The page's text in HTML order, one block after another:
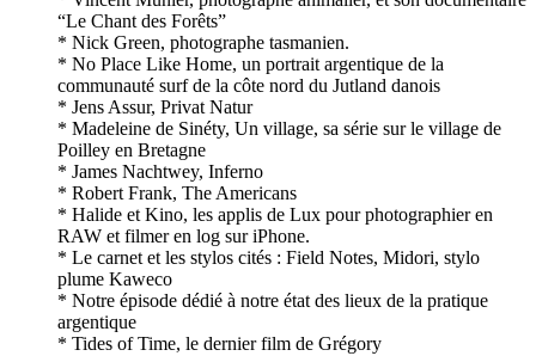
“Le Chant des Forêts”
* Nick Green, photographe tasmanien.
* No Place Like Home, un portrait argentique de la
communauté surf de la côte nord du Jutland danois
* Jens Assur, Privat Natur
* Madeleine de Sinéty, Un village, sa série sur le village de
Poilley en Bretagne
* James Nachtwey, Inferno
* Robert Frank, The Americans
* Halide et Kino, les applis de Lux pour photographier en
RAW et filmer en log sur iPhone.
* Le carnet et les stylos cités : Field Notes, Midori, stylo
plume Kaweco
* Notre épisode dédié à notre état des lieux de la pratique
argentique
* Tides of Time, le dernier film de Grégory